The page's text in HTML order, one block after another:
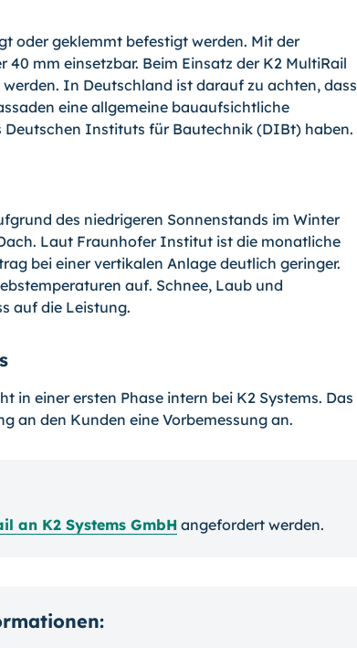
oder geklemmt befestigt werden. Mit der
mm einsetzbar. Beim Einsatz der K2 MultiRail
In Deutschland ist darauf zu achten, dass
eine allgemeine bauaufsichtliche
Instituts für Bautechnik (DIBt) haben.
des niedrigeren Sonnenstands im Winter
Laut Fraunhofer Institut ist die monatliche
bei einer vertikalen Anlage deutlich geringer.
auf. Schnee, Laub und
auf die Leistung.
in einer ersten Phase intern bei K2 Systems. Das
an den Kunden eine Vorbemessung an.
an K2 Systems GmbH angefordert werden.